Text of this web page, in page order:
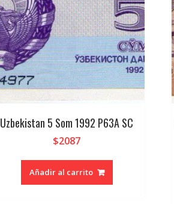
Uzbekistan 5 Som 1992 P63A SC
$2087
Añadir al carrito